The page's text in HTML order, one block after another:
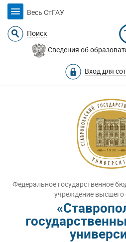
Весь СтГАУ
Поиск
Сведения об
Вход для
Федеральное государственное
учреждение высшего